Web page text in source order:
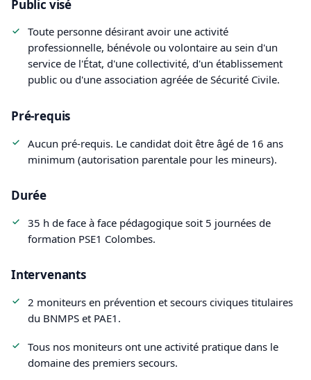
Public visé
Toute personne désirant avoir une activité
professionnelle, bénévole ou volontaire au sein d'un
service de l'État, d'une collectivité, d'un établissement
public ou d'une association agréée de Sécurité Civile.
Pré-requis
Aucun pré-requis. Le candidat doit être âgé de 16 ans
minimum (autorisation parentale pour les mineurs).
Durée
35 h de face à face pédagogique soit 5 journées de
formation PSE1 Colombes.
Intervenants
2 moniteurs en prévention et secours civiques titulaires
du BNMPS et PAE1.
Tous nos moniteurs ont une activité pratique dans le
domaine des premiers secours.